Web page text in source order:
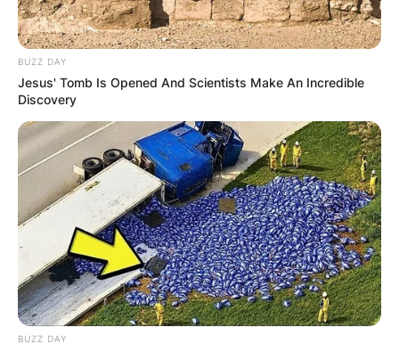
Црна Гора
BUZZ DAY
Jesus' Tomb Is Opened And Scientists Make An Incredible
Discovery
BUZZ DAY